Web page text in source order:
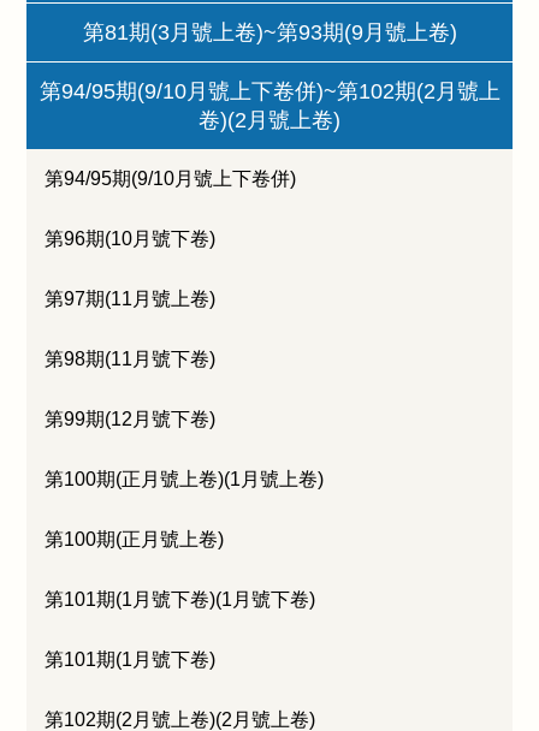
第81期(3月號上卷)~第93期(9月號上卷)
第94/95期(9/10月號上下卷併)~第102期(2月號上
卷)(2月號上卷)
第94/95期(9/10月號上下卷併)
第96期(10月號下卷)
第97期(11月號上卷)
第98期(11月號下卷)
第99期(12月號下卷)
第100期(正月號上卷)(1月號上卷)
第100期(正月號上卷)
第101期(1月號下卷)(1月號下卷)
第101期(1月號下卷)
第102期(2月號上卷)(2月號上卷)